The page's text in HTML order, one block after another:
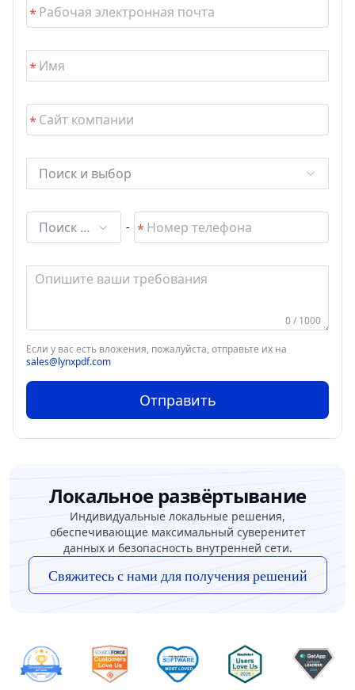
Поиск и выбор
Поиск и выбор -
0 / 1000
Если у вас есть вложения, пожалуйста, отправьте их на
sales@lynxpdf.com
Отправить
Локальное развёртывание
Индивидуальные локальные решения,
обеспечивающие максимальный суверенитет
данных и безопасность внутренней сети.
Свяжитесь с нами для получения решений